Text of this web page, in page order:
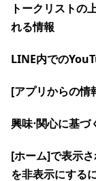
トークリストの
れる情報
LINE内での
[アプリからの情
興味⋅関心に​基づ
[ホーム]で表示
を非表示にする